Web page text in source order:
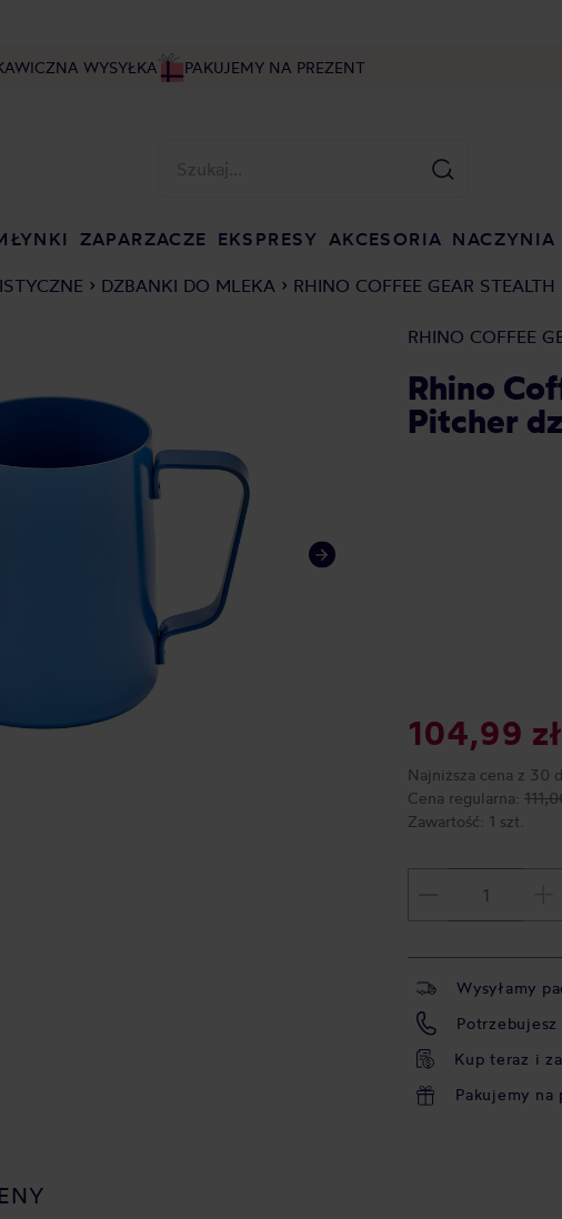
WYSYŁKA PAKUJEMY NA PREZENT
ZAPARZACZE EKSPRESY AKCESORIA NACZYNIA
DZBANKI DO MLEKA RHINO COFFEE GEAR
RHINO COFFEE
Rhino
Pitcher
104,99 zł
Najniższa cena z 30
Cena regularna:
Zawartość: 1 szt.
Wysyłamy
Kup teraz i
Pakujemy na